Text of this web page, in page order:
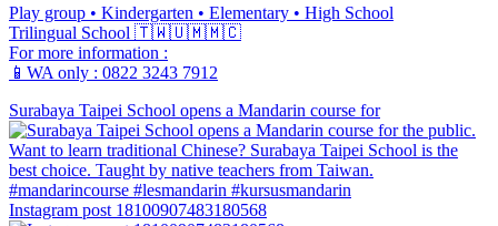
Play group • Kindergarten • Elementary • High School
Trilingual School 🇹🇼🇺🇲🇲🇨
For more information :
📱WA only : 0822 3243 7912
Surabaya Taipei School opens a Mandarin course for
Instagram post 18100907483180568